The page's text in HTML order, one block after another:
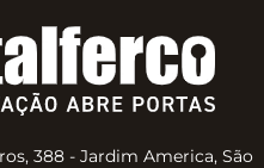
388 - Jardim America, São